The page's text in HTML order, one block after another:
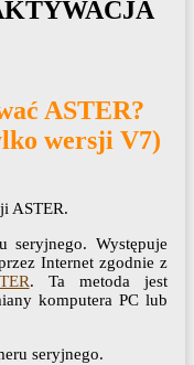
ASTER?
wersji V7)
ASTER.
seryjnego. Występuje
Internet zgodnie z
. Ta metoda jest
komputera PC lub
seryjnego.